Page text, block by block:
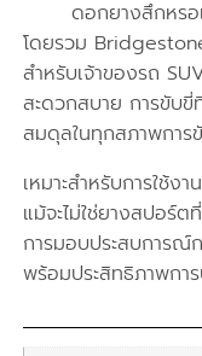
ดอกยางสึกหรอ
โดยรวม
สำหรับเจ้าของรถ
สะดวกสบาย การขับขี่
สมดุลในทุกสภาพการ
เหมาะสำหรับการใช้ง
แม้จะไม่ใช่ยางสปอร์
การมอบประสบการณ์
พร้อมประสิทธิภาพกา